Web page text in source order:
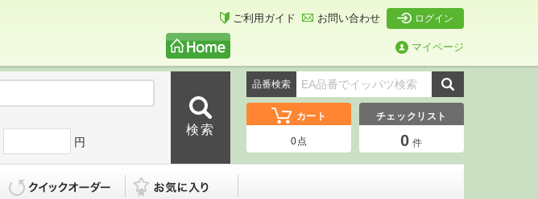
ご利用ガイド お問い合わせ ログイン
マイページ
円
品番検索
カート
0点
チェックリスト
0 件